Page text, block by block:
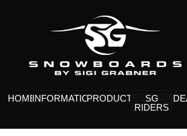
HOMEINFORMATIONPRODUCTS
SG
RIDERS